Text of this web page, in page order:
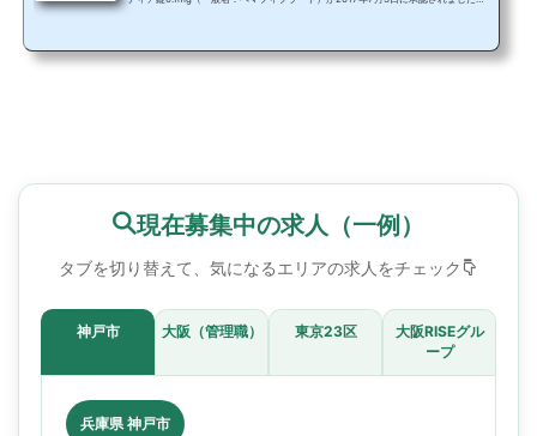
症とパルモディア（ペマフィブラート）の作用機序についてご紹介いたします。 高
現在募集中の求人（一例）
タブを切り替えて、気になるエリアの求人をチェック
神戸市 大阪（管理職） 東京23区
大阪RISEグル
ープ
兵庫県 神戸市